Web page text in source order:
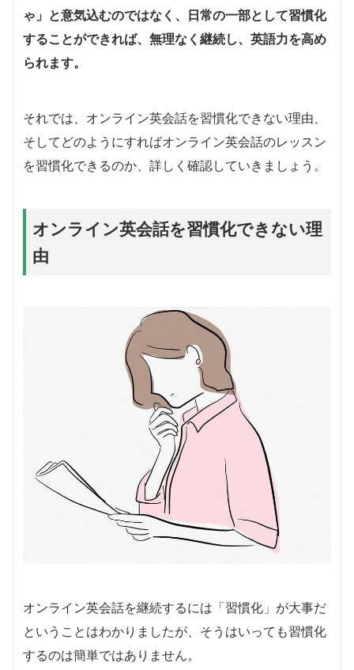
ゃ」と意気込むのではなく、日常の一部として習慣化
することができれば、無理なく継続し、英語力を高め
られます。
それでは、オンライン英会話を習慣化できない理由、
そしてどのようにすればオンライン英会話のレッスン
を習慣化できるのか、詳しく確認していきましょう。
オンライン英会話を習慣化できない理
由
オンライン英会話を継続するには「習慣化」が大事だ
ということはわかりましたが、そうはいっても習慣化
するのは簡単ではありません。